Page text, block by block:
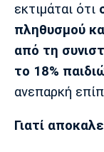
Ίντερ
εκτιμάται ότι
πληθυσμού
από τη
το 18%
ανεπαρκή
Γιατί